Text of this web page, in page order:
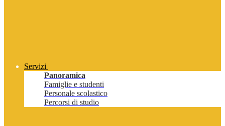
Servizi
Panoramica
Famiglie e studenti
Personale scolastico
Percorsi di studio